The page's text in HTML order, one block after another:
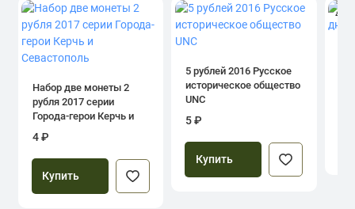
Набор две монеты 2
рубля 2017 серии
Города-герои Керчь и
4 ₽
Купить
5 рублей 2016 Русское
историческое общество
UNC
5 ₽
Купить
4.0